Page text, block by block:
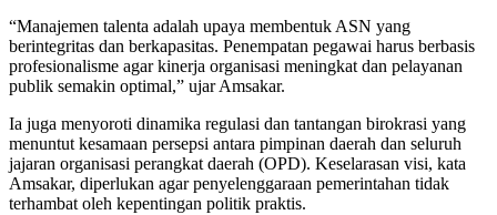
“Manajemen talenta adalah upaya membentuk ASN yang
berintegritas dan berkapasitas. Penempatan pegawai harus berbasis
profesionalisme agar kinerja organisasi meningkat dan pelayanan
publik semakin optimal,” ujar Amsakar.
Ia juga menyoroti dinamika regulasi dan tantangan birokrasi yang
menuntut kesamaan persepsi antara pimpinan daerah dan seluruh
jajaran organisasi perangkat daerah (OPD). Keselarasan visi, kata
Amsakar, diperlukan agar penyelenggaraan pemerintahan tidak
terhambat oleh kepentingan politik praktis.